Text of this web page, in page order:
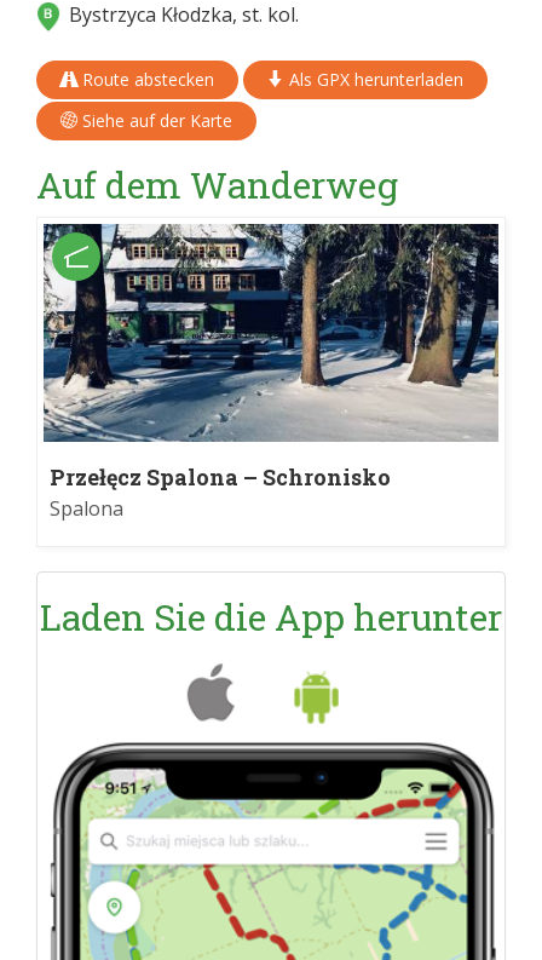
Bystrzyca Kłodzka, st. kol.
Route abstecken
Als GPX herunterladen
Siehe auf der Karte
Auf dem Wanderweg
Przełęcz Spalona – Schronisko
Jagodna
Spalona
Laden Sie die App herunter